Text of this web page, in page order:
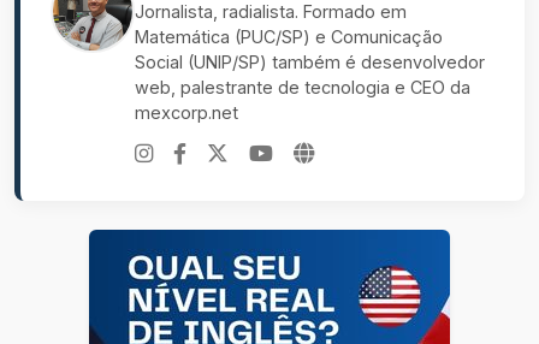
Jornalista, radialista. Formado em
Matemática (PUC/SP) e Comunicação
Social (UNIP/SP) também é desenvolvedor
web, palestrante de tecnologia e CEO da
mexcorp.net